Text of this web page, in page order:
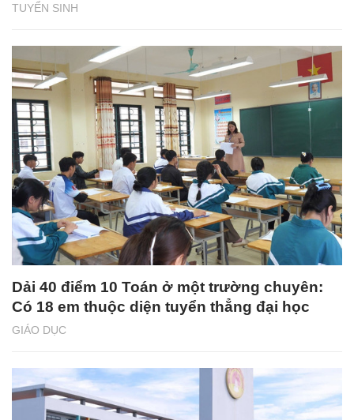
TUYỂN SINH
GIÁO DỤC
Dải 40 điểm 10 Toán ở một trường chuyên:
Có 18 em thuộc diện tuyển thẳng đại học